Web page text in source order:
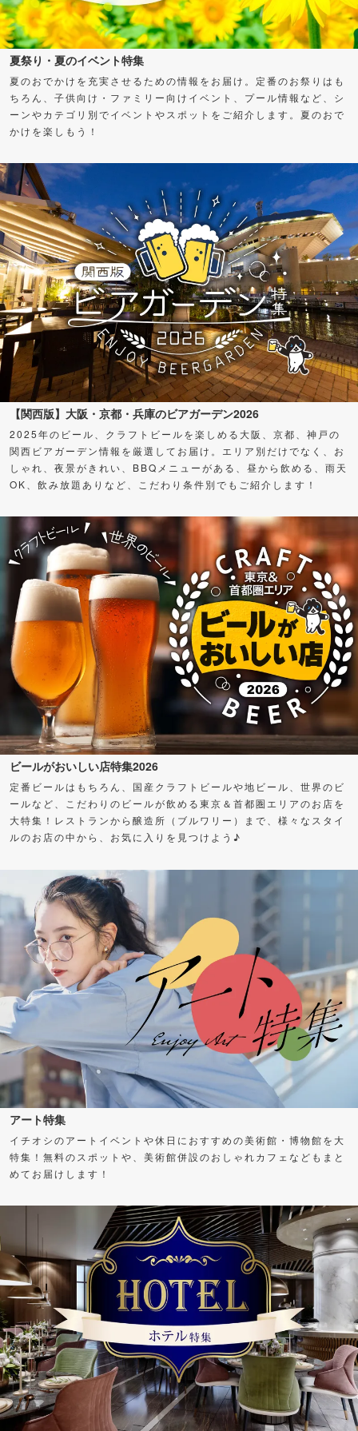
夏祭り・夏のイベント特集
夏のおでかけを充実させるための情報をお届け。定番のお祭りはも
ちろん、子供向け・ファミリー向けイベント、プール情報など、シ
ーンやカテゴリ別でイベントやスポットをご紹介します。夏のおで
かけを楽しもう！
【関西版】大阪・京都・兵庫のビアガーデン2026
2025年のビール、クラフトビールを楽しめる大阪、京都、神戸の
関西ビアガーデン情報を厳選してお届け。エリア別だけでなく、お
しゃれ、夜景がきれい、BBQメニューがある、昼から飲める、雨天
OK、飲み放題ありなど、こだわり条件別でもご紹介します！
ビールがおいしい店特集2026
定番ビールはもちろん、国産クラフトビールや地ビール、世界のビ
ールなど、こだわりのビールが飲める東京＆首都圏エリアのお店を
大特集！レストランから醸造所（ブルワリー）まで、様々なスタイ
ルのお店の中から、お気に入りを見つけよう♪
アート特集
イチオシのアートイベントや休日におすすめの美術館・博物館を大
特集！無料のスポットや、美術館併設のおしゃれカフェなどもまと
めてお届けします！